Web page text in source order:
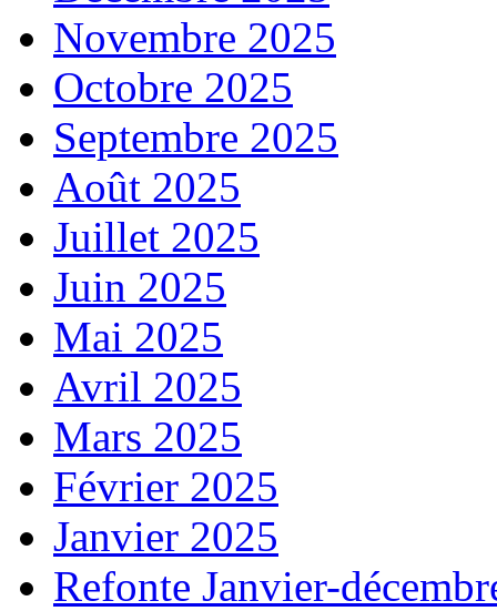
Novembre 2025
Octobre 2025
Septembre 2025
Août 2025
Juillet 2025
Juin 2025
Mai 2025
Avril 2025
Mars 2025
Février 2025
Janvier 2025
Refonte Janvier-